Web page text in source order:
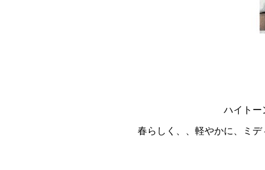
ハイトー
春らしく、、軽やかに、ミデ